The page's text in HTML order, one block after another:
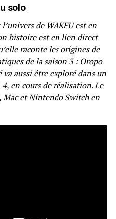
solo
de WAKFU est en
histoire est en lien direct
raconte les origines de
de la saison 3 : Oropo
va aussi être exploré dans un
en cours de réalisation. Le
Mac et Nintendo Switch en